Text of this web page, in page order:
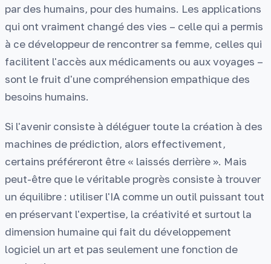
par des humains, pour des humains. Les applications
qui ont vraiment changé des vies – celle qui a permis
à ce développeur de rencontrer sa femme, celles qui
facilitent l'accès aux médicaments ou aux voyages –
sont le fruit d'une compréhension empathique des
besoins humains.
Si l'avenir consiste à déléguer toute la création à des
machines de prédiction, alors effectivement,
certains préféreront être « laissés derrière ». Mais
peut-être que le véritable progrès consiste à trouver
un équilibre : utiliser l'IA comme un outil puissant tout
en préservant l'expertise, la créativité et surtout la
dimension humaine qui fait du développement
logiciel un art et pas seulement une fonction de